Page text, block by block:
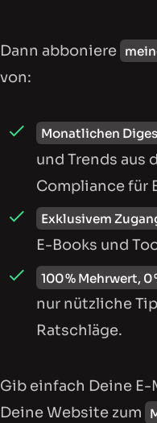
Dann abboniere
von:
Monatlichen
und Trends aus
Compliance für
Exklusivem
E-Books und
100 % Mehrwert, 0
nur nützliche
Ratschläge.
Gib einfach Deine
Deine Website zum